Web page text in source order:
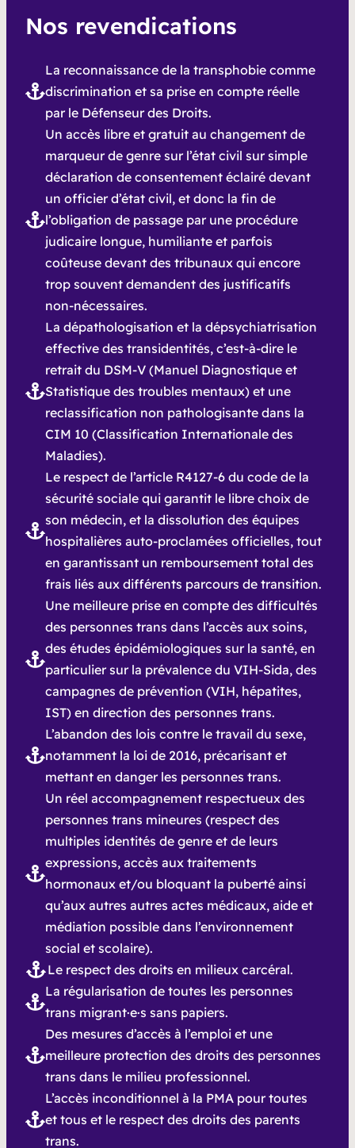
Nos revendications
La reconnaissance de la transphobie comme
discrimination et sa prise en compte réelle
par le Défenseur des Droits.
Un accès libre et gratuit au changement de
marqueur de genre sur l’état civil sur simple
déclaration de consentement éclairé devant
un officier d’état civil, et donc la fin de
l’obligation de passage par une procédure
judicaire longue, humiliante et parfois
coûteuse devant des tribunaux qui encore
trop souvent demandent des justificatifs
non-nécessaires.
La dépathologisation et la dépsychiatrisation
effective des transidentités, c’est-à-dire le
retrait du DSM-V (Manuel Diagnostique et
Statistique des troubles mentaux) et une
reclassification non pathologisante dans la
CIM 10 (Classification Internationale des
Maladies).
Le respect de l’article R4127-6 du code de la
sécurité sociale qui garantit le libre choix de
son médecin, et la dissolution des équipes
hospitalières auto-proclamées officielles, tout
en garantissant un remboursement total des
frais liés aux différents parcours de transition.
Une meilleure prise en compte des difficultés
des personnes trans dans l’accès aux soins,
des études épidémiologiques sur la santé, en
particulier sur la prévalence du VIH-Sida, des
campagnes de prévention (VIH, hépatites,
IST) en direction des personnes trans.
L’abandon des lois contre le travail du sexe,
notamment la loi de 2016, précarisant et
mettant en danger les personnes trans.
Un réel accompagnement respectueux des
personnes trans mineures (respect des
multiples identités de genre et de leurs
expressions, accès aux traitements
hormonaux et/ou bloquant la puberté ainsi
qu’aux autres autres actes médicaux, aide et
médiation possible dans l’environnement
social et scolaire).
Le respect des droits en milieux carcéral.
La régularisation de toutes les personnes
trans migrant·e·s sans papiers.
Des mesures d’accès à l’emploi et une
meilleure protection des droits des personnes
trans dans le milieu professionnel.
L’accès inconditionnel à la PMA pour toutes
et tous et le respect des droits des parents
trans.